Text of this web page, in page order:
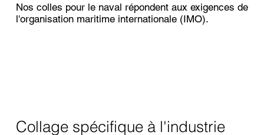
Nos colles pour le naval répondent aux exigences de
l'organisation maritime internationale (IMO).
Collage spécifique à l'industrie